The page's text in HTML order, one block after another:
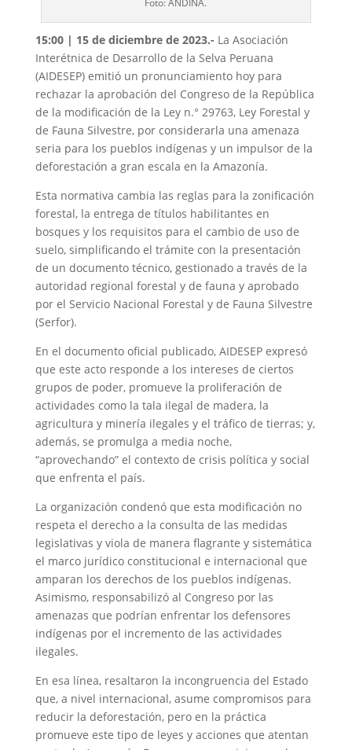
Foto: ANDINA.
15:00 | 15 de diciembre de 2023.- La Asociación
Interétnica de Desarrollo de la Selva Peruana
(AIDESEP) emitió un pronunciamiento hoy para
rechazar la aprobación del Congreso de la República
de la modificación de la Ley n.° 29763, Ley Forestal y
de Fauna Silvestre, por considerarla una amenaza
seria para los pueblos indígenas y un impulsor de la
deforestación a gran escala en la Amazonía.
Esta normativa cambia las reglas para la zonificación
forestal, la entrega de títulos habilitantes en
bosques y los requisitos para el cambio de uso de
suelo, simplificando el trámite con la presentación
de un documento técnico, gestionado a través de la
autoridad regional forestal y de fauna y aprobado
por el Servicio Nacional Forestal y de Fauna Silvestre
(Serfor).
En el documento oficial publicado, AIDESEP expresó
que este acto responde a los intereses de ciertos
grupos de poder, promueve la proliferación de
actividades como la tala ilegal de madera, la
agricultura y minería ilegales y el tráfico de tierras; y,
además, se promulga a media noche,
“aprovechando” el contexto de crisis política y social
que enfrenta el país.
La organización condenó que esta modificación no
respeta el derecho a la consulta de las medidas
legislativas y viola de manera flagrante y sistemática
el marco jurídico constitucional e internacional que
amparan los derechos de los pueblos indígenas.
Asimismo, responsabilizó al Congreso por las
amenazas que podrían enfrentar los defensores
indígenas por el incremento de las actividades
ilegales.
En esa línea, resaltaron la incongruencia del Estado
que, a nivel internacional, asume compromisos para
reducir la deforestación, pero en la práctica
promueve este tipo de leyes y acciones que atentan